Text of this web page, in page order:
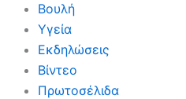
Βουλή
Υγεία
Εκδηλώσεις
Βίντεο
Πρωτοσέλιδα